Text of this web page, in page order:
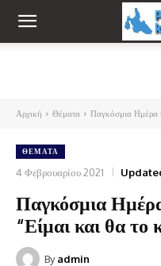
Αρχική Θέματα Παγκόσμια Ημέρα
ΘΈΜΑΤΑ
4 Φεβρουαρίου 2021
Παγκόσμια
“Είμαι και θα το
By admin